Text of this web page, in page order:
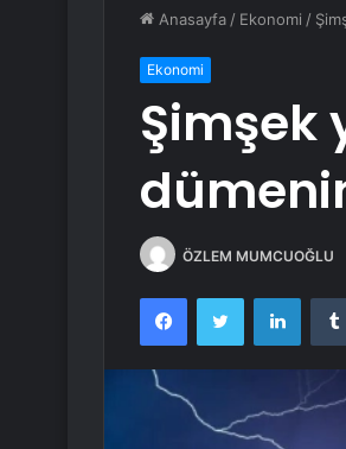
Anasayfa / Ekonomi /
Ekonomi
Şimşek
ÖZLEM MUMCUOĞLU
FacebookTwitter